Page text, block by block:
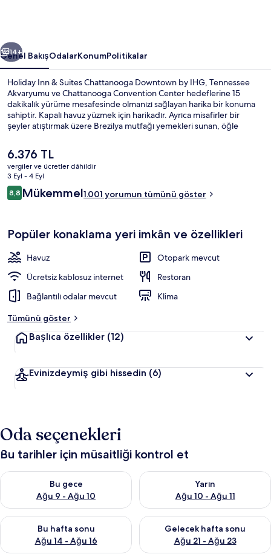
için
fotoğraf
galerisi
Sonraki
14+
Genel BakışOdalarKonumPolitikalar
Holiday Inn & Suites Chattanooga Downtown by IHG, Tennessee
Akvaryumu ve Chattanooga Convention Center hedeflerine 15
dakikalık yürüme mesafesinde olmanızı sağlayan harika bir konuma
sahiptir. Kapalı havuz yüzmek için harikadır. Ayrıca misafirler bir
şeyler atıştırmak üzere Brezilya mutfağı yemekleri sunan, öğle
edebilir. Bar/dinlenme salonu ve 24 saat açık spor salonu olanakları
sunulmaktadır. Ayrıca oda içinde buzdolabı ve mikrodalga fırın gibi
kolaylıklar mevcuttur. Yardıma hazır personel ve konum misafirlerden
tam not alıyor.
Şu
anki
fiyat
6.376 TL
6.376 TL
vergiler ve ücretler dâhildir
3 Eyl - 4 Eyl
Yorumlar
8,88,8/10
Mükemmel1.001 yorumun tümünü göster
Popüler konaklama yeri imkân ve özellikleri
Havuz
Otopark mevcut
Ücretsiz kablosuz internet
Restoran
Bağlantılı odalar mevcut
Klima
Tümünü göster
Başlıca özellikler (12)
Evinizdeymiş gibi hissedin (6)
Oda seçenekleri
Bu tarihler için müsaitliği kontrol et
Bu gece
Ağu 9 - Ağu 10
Bu gece için müsaitliği kontrol et Ağu 9 - Ağu 10
Yarın
Ağu 10 - Ağu 11
Yarın için müsaitliği kontrol et
Bu hafta sonu
Ağu 14 - Ağu 16
Bu hafta sonu için müsaitliği kontrol et Ağu 14 - Ağu 16
Gelecek hafta sonu
Ağu 21 - Ağu 23
Önümüzdeki hafta sonu için